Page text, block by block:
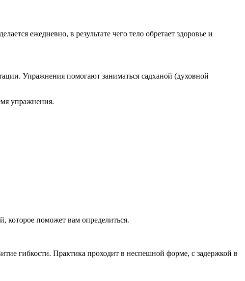
ежедневно, в результате чего тело обретает здоровье и
Упражнения помогают заниматься садханой (духовной
упражнения.
которое поможет вам определиться.
гибкости. Практика проходит в неспешной форме, с задержкой в